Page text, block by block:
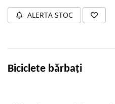
Pipe ghidon
Pedale bicicleta
Furci bicicleta
Cabluri si camasi
ALERTA STOC
Biciclete bărbați